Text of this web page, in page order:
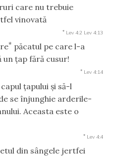
care nu trebuie
vinovată
* Lev 4:2 Lev 4:13
* păcatul pe care l-a
un ţap fără cusur!
* Lev 4:14
ţapului şi să-l
se înjunghie arderile-
Aceasta este o
* Lev 4:4
din sângele jertfei